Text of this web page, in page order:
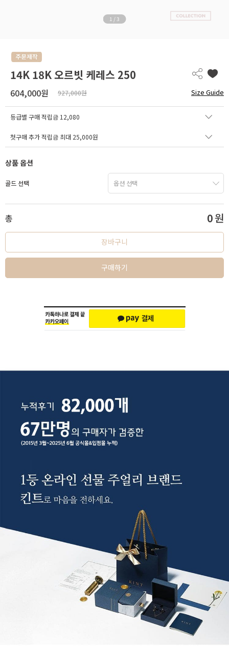
1 / 3
14K 18K 오르빗 케레스 250
604,000원 927,000원 Size Guide
등급별 구매 적립금 12,080
첫구매 추가 적립금 최대 25,000원
상품 옵션
골드 선택
총 0원
장바구니
구매하기